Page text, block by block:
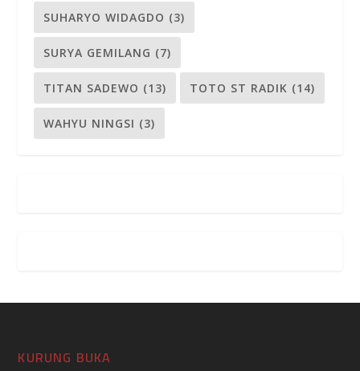
SUHARYO WIDAGDO (3)
SURYA GEMILANG (7)
TITAN SADEWO (13) TOTO ST RADIK (14)
WAHYU NINGSI (3)
KURUNG BUKA